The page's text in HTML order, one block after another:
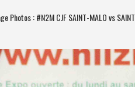
Photos : #N2M CJF SAINT-MALO vs